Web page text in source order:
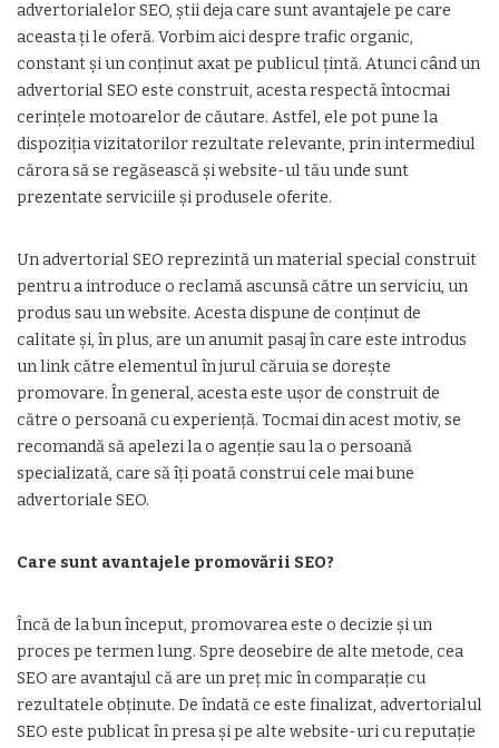
advertorialelor SEO, știi deja care sunt avantajele pe care
aceasta ți le oferă. Vorbim aici despre trafic organic,
constant și un conținut axat pe publicul țintă. Atunci când un
advertorial SEO este construit, acesta respectă întocmai
cerințele motoarelor de căutare. Astfel, ele pot pune la
dispoziția vizitatorilor rezultate relevante, prin intermediul
cărora să se regăsească și website-ul tău unde sunt
prezentate serviciile și produsele oferite.
Un advertorial SEO reprezintă un material special construit
pentru a introduce o reclamă ascunsă către un serviciu, un
produs sau un website. Acesta dispune de conținut de
calitate și, în plus, are un anumit pasaj în care este introdus
un link către elementul în jurul căruia se dorește
promovare. În general, acesta este ușor de construit de
către o persoană cu experiență. Tocmai din acest motiv, se
recomandă să apelezi la o agenție sau la o persoană
specializată, care să îți poată construi cele mai bune
advertoriale SEO.
Care sunt avantajele promovării SEO?
Încă de la bun început, promovarea este o decizie și un
proces pe termen lung. Spre deosebire de alte metode, cea
SEO are avantajul că are un preț mic în comparație cu
rezultatele obținute. De îndată ce este finalizat, advertorialul
SEO este publicat în presa și pe alte website-uri cu reputație